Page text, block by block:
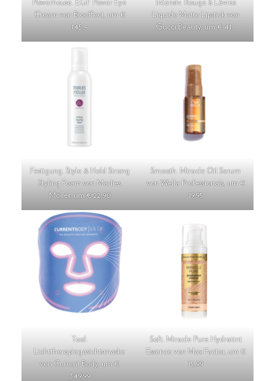
Powerhouse. EGF Power Eye
Cream von Bioeffect, um €
145,–
Intensiv. Rouge à Lèvres
Liquide Matte Lipstick von
Gucci Beauty, um € 41,-
Festigung. Style & Hold Strong
Styling Foam von Marlies
Möller, um € 22,90
Smooth. Miracle Oil Serum
von Wella Professionals, um €
19,95
Tool.
Lichttherapiegesichtsmaske
von Current Body, um €
349,99
Soft. Miracle Pure Hydratint
Essence von Max Factor, um €
15,99